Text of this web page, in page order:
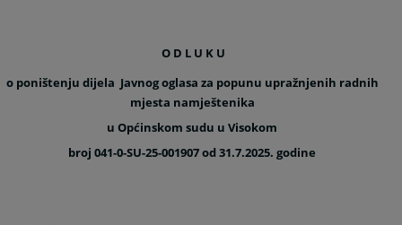
O D L U K U
o poništenju dijela Javnog oglasa za popunu upražnjenih radnih
mjesta namještenika
u Općinskom sudu u Visokom
broj 041-0-SU-25-001907 od 31.7.2025. godine